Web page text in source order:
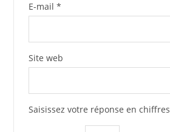
E-mail *
Site web
Saisissez votre réponse en chiffres